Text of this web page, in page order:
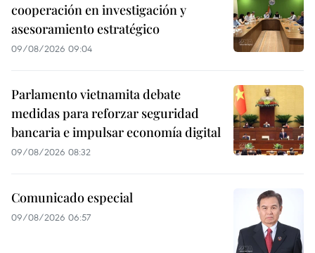
cooperación en investigación y
asesoramiento estratégico
09/08/2026 09:04
Parlamento vietnamita debate
medidas para reforzar seguridad
bancaria e impulsar economía digital
09/08/2026 08:32
Comunicado especial
09/08/2026 06:57